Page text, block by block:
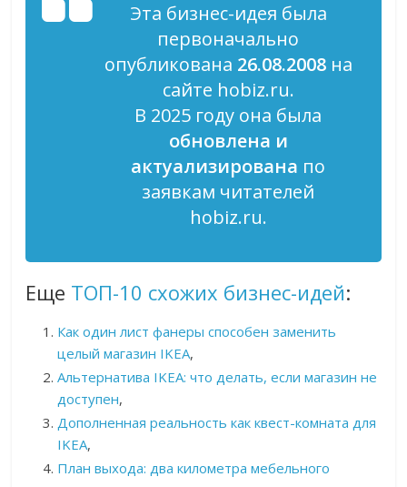
Эта бизнес-идея была
первоначально
опубликована 26.08.2008на
сайте hobiz.ru.
В 2025 году она была
обновлена и
актуализирована по
заявкам читателей
hobiz.ru.
Еще ТОП-10 схожих бизнес-идей:
Как один лист фанеры способен заменить
целый магазин IKEA,
Альтернатива IKEA: что делать, если магазин не
доступен,
Дополненная реальность как квест-комната для
IKEA,
План выхода: два километра мебельного